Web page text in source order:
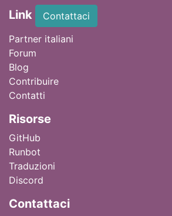
Link
Contattaci
Partner italiani
Forum
Blog
Contribuire
Contatti
Risorse
GitHub
Runbot
Traduzioni
Discord
Contattaci